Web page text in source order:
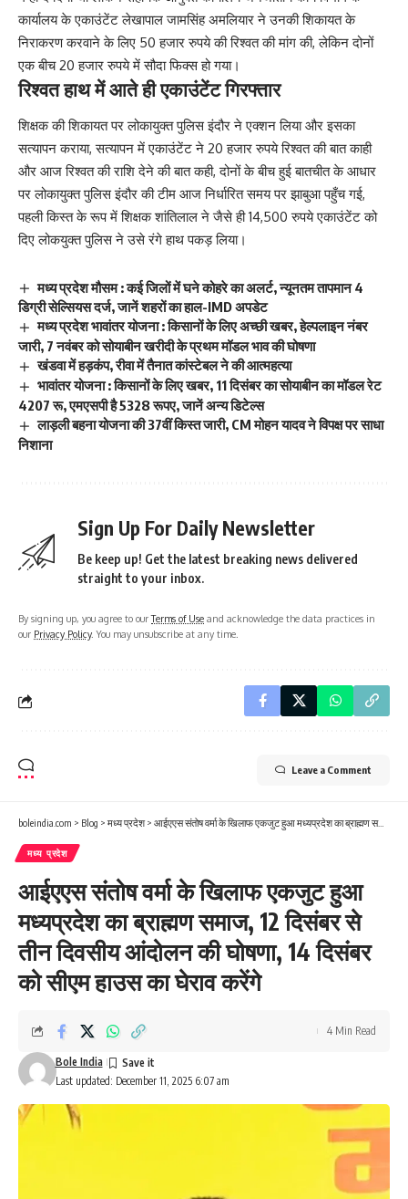
कार्यालय के एकाउंटेंट लेखापाल जामसिंह अमलियार ने उनकी शिकायत के
निराकरण करवाने के लिए 50 हजार रुपये की रिश्वत की मांग की, लेकिन दोनों
एक बीच 20 हजार रुपये में सौदा फिक्स हो गया।
रिश्वत हाथ में आते ही एकाउंटेंट गिरफ्तार
शिक्षक की शिकायत पर लोकायुक्त पुलिस इंदौर ने एक्शन लिया और इसका
सत्यापन कराया, सत्यापन में एकाउंटेंट ने 20 हजार रुपये रिश्वत की बात काही
और आज रिश्वत की राशि देने की बात कही, दोनों के बीच हुई बातचीत के आधार
पर लोकायुक्त पुलिस इंदौर की टीम आज निर्धारित समय पर झाबुआ पहुँच गई,
पहली किस्त के रूप में शिक्षक शांतिलाल ने जैसे ही 14,500 रुपये एकाउंटेंट को
दिए लोकयुक्त पुलिस ने उसे रंगे हाथ पकड़ लिया।
मध्य प्रदेश मौसम : कई जिलों में घने कोहरे का अलर्ट, न्यूनतम तापमान 4
डिग्री सेल्सियस दर्ज, जानें शहरों का हाल-IMD अपडेट
मध्य प्रदेश भावांतर योजना : किसानों के लिए अच्छी खबर, हेल्पलाइन नंबर
जारी, 7 नवंबर को सोयाबीन खरीदी के प्रथम मॉडल भाव की घोषणा
खंडवा में हड़कंप, रीवा में तैनात कांस्टेबल ने की आत्महत्या
भावांतर योजना : किसानों के लिए खबर, 11 दिसंबर का सोयाबीन का मॉडल रेट
4207 रू, एमएसपी है 5328 रूपए, जानें अन्य डिटेल्स
लाड़ली बहना योजना की 37वीं किस्त जारी, CM मोहन यादव ने विपक्ष पर साधा
निशाना
Sign Up For Daily Newsletter
Be keep up! Get the latest breaking news delivered
straight to your inbox.
By signing up, you agree to ourTerms of Use and acknowledge the data practices in
our Privacy Policy. You may unsubscribe at any time.
Leave a Comment
boleindia.com > Blog > मध्य प्रदेश> आईएएस संतोष वर्मा के खिलाफ एकजुट हुआ मध्यप्रदेश का ब्राह्मण समाज, 12 दिसंबर से तीन दिवसीय आंदोलन की घोषणा, 14 दिसंबर को सीएम हाउस का घेराव करेंगे
मध्य प्रदेश
आईएएस संतोष वर्मा के खिलाफ एकजुट हुआ
मध्यप्रदेश का ब्राह्मण समाज, 12 दिसंबर से
तीन दिवसीय आंदोलन की घोषणा, 14 दिसंबर
को सीएम हाउस का घेराव करेंगे
Last updated: December 11, 2025 6:07 am
Bole India
4 Min Read